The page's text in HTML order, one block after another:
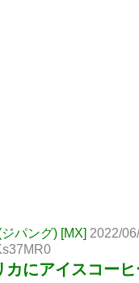
パング) [MX] 2022/
カにアイスコー